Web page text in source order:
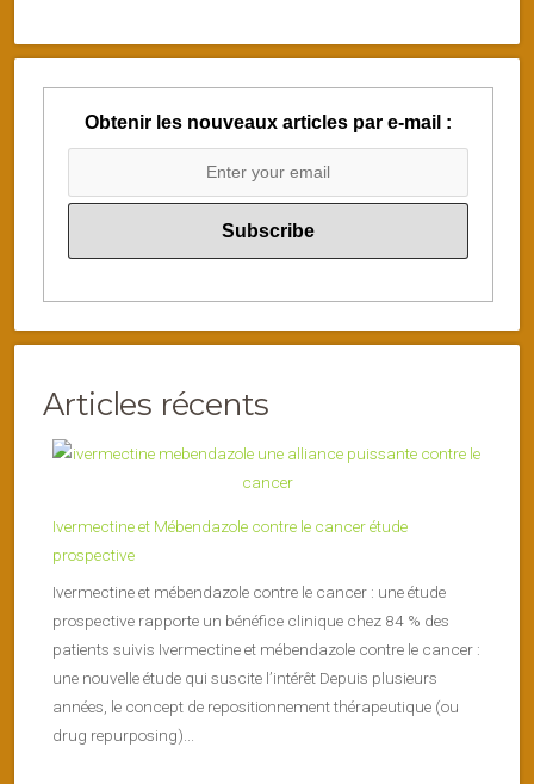
Obtenir les nouveaux articles par e-mail :
Articles récents
Ivermectine et Mébendazole contre le cancer étude
prospective
Ivermectine et mébendazole contre le cancer : une étude
prospective rapporte un bénéfice clinique chez 84 % des
patients suivis Ivermectine et mébendazole contre le cancer :
une nouvelle étude qui suscite l’intérêt Depuis plusieurs
années, le concept de repositionnement thérapeutique (ou
drug repurposing)...